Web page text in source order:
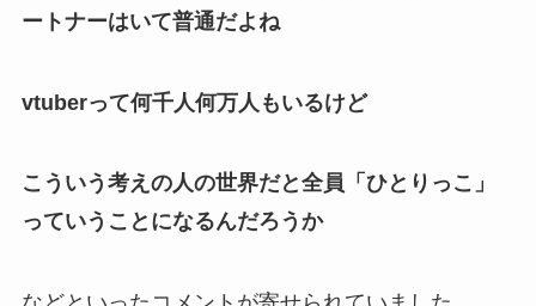
ートナーはいて普通だよね
vtuberって何千人何万人もいるけど
こういう考えの人の世界だと全員「ひとりっこ」
っていうことになるんだろうか